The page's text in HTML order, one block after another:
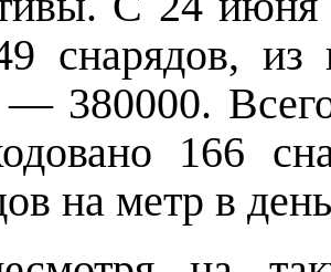
снарядов,
380000.
166
на метр в